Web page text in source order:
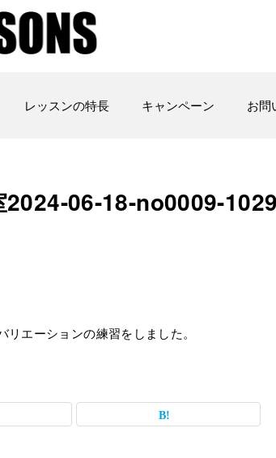
レッスンの特長 キャンペーン お問
06-18-no0009-1029
エーションの練習をしました。